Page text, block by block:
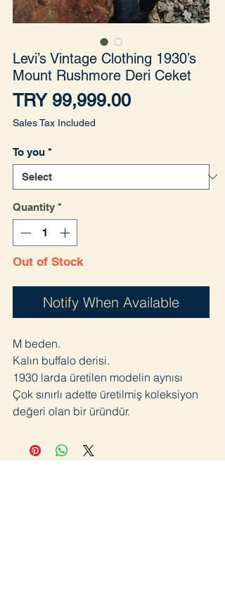
Levi’s Vintage Clothing 1930’s
Mount Rushmore Deri Ceket
TRY 99,999.00Price
Sales Tax Included
To you *
Quantity *
Out of Stock
Notify When Available
M beden.
Kalın buffalo derisi.
1930 larda üretilen modelin aynısı
Çok sınırlı adette üretilmiş koleksiyon
değeri olan bir üründür.